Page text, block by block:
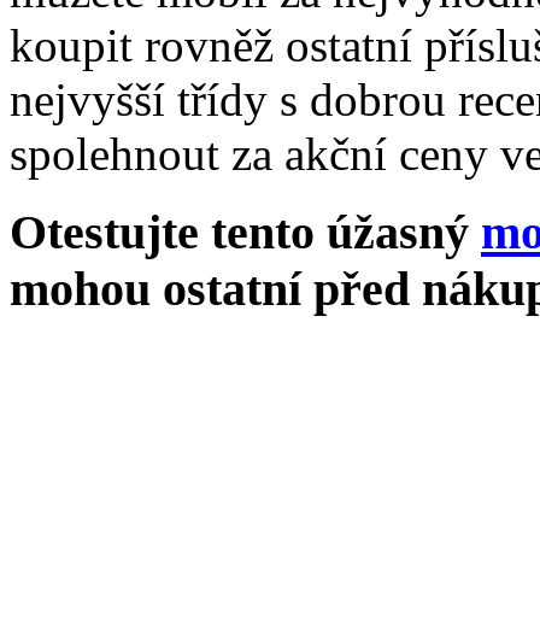
koupit rovněž ostatní
nejvyšší třídy s dobrou
spolehnout za akční ceny
Otestujte tento úžasný
mohou ostatní před